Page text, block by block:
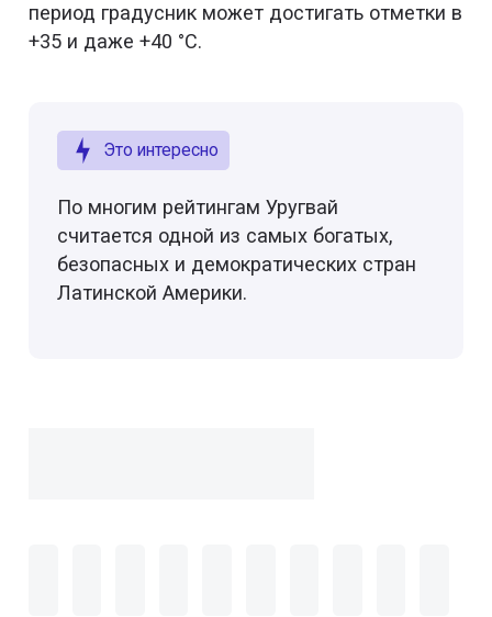
период градусник может достигать отметки в
+35 и даже +40 °C.
Это интересно
По многим рейтингам Уругвай
считается одной из самых богатых,
безопасных и демократических стран
Латинской Америки.